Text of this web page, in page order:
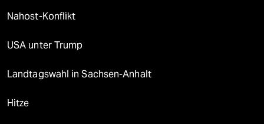
Nahost-Konflikt
USA unter Trump
Landtagswahl in Sachsen-Anhalt
Hitze